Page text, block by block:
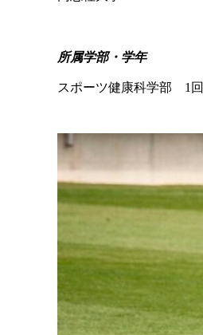
所属学部・学年
スポーツ健康科学部 1